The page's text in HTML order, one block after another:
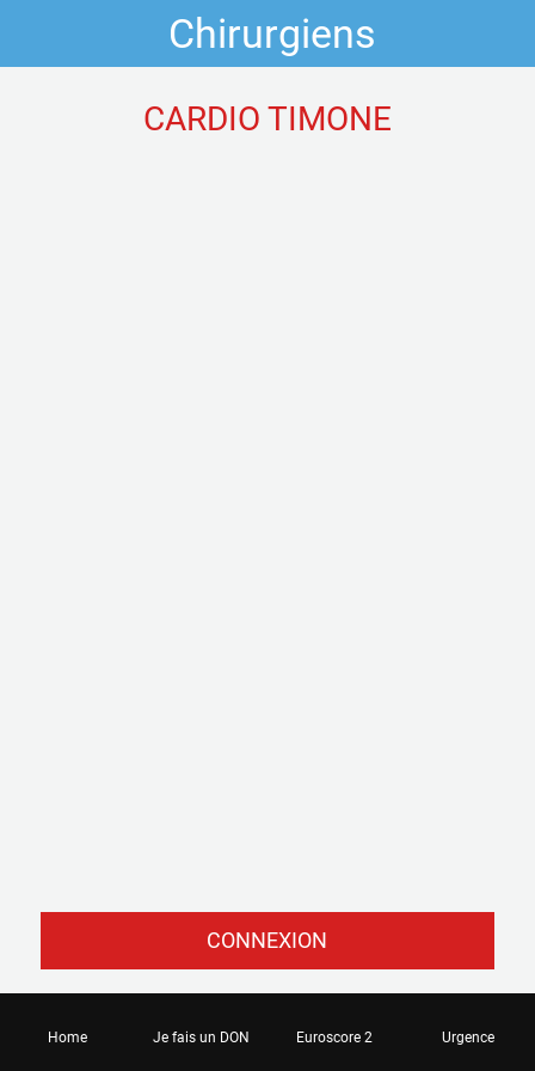
Chirurgiens
CARDIO TIMONE
CONNEXION
Home Je fais un DON Euroscore 2 Urgence